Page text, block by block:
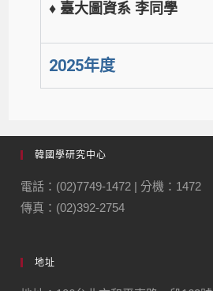
♦ 臺大圖資系 李同學
2025年度
韓國學研究中心
電話：(02)7749-1472 | 分機：1472
傳真：(02)392-2754
地址